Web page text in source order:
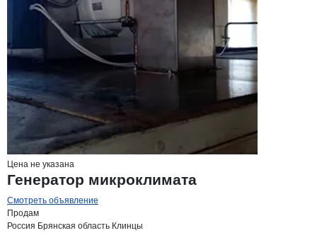
Цена не указана
Генератор микроклимата
Смотреть объявление
Продам
Россия Брянская область Клинцы